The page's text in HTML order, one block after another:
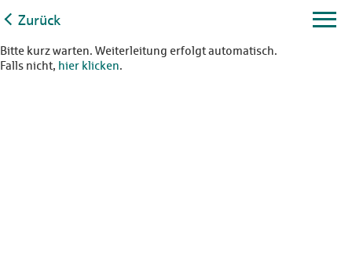
Zurück
Bitte kurz warten. Weiterleitung erfolgt automatisch.
Falls nicht, hier klicken.